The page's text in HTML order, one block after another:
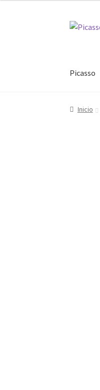
Ir
Ir
Picasso
Inicio